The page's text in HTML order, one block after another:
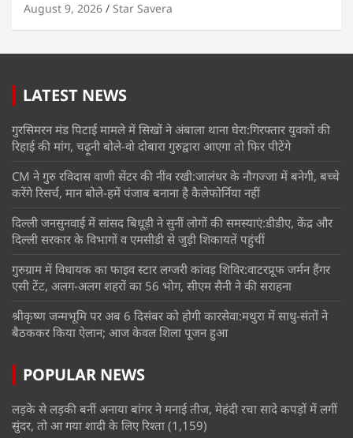
August 9, 2026 Star Savera
LATEST NEWS
गुरसिमरन मंड पिटाई मामले में सिखों ने अंबाला थाना घेरा:गिरफ्तार युवकों की
रिहाई की मांग, चढ़ूनी बोले-वो दोबारा गुरुद्वारा आएगा तो फिर पीटेंगे
CM ने गुरु रविदास वाणी सेंटर की नींव रखी:जालंधर के नौगज्जा में बनेगी, बच्चे
करेंगे रिसर्च, मान बोले-हमें पंजाब बनाना है कैलेफोर्निया नहीं
दिल्ली जनसुनवाई में सांसद बिधूड़ी ने सुनीं लोगों की समस्याएं:डीडीए, केंद्र और
दिल्ली सरकार के विभागों व एमसीडी से जुड़ी शिकायतें पहुंचीं
गुरुग्राम में विधायक का फाइव स्टार लग्जरी कांवड़ शिविर:वाटरप्रूफ जर्मन हैंगर
एसी टेंट, अलग-अलग शहरों का 56 भोग, सीएम सैनी ने की सराहना
श्रीकृष्ण जन्मभूमि पर अब 6 दिसंबर को होगी कारसेवा:मथुरा में साधु-संतों ने
बैठककर किया ऐलान; आज केवल शिला पूजन हुआ
POPULAR NEWS
लड़के से लड़की बनीं अनाया बांगर ने मनाई तीज, मेहंदी रचा सादे कपड़ों में लगीं
सुंदर, तो आ गया शादी के लिए रिश्ता (1,159)